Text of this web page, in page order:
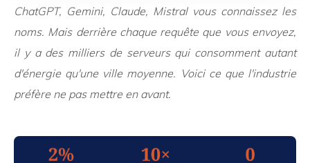
ChatGPT, Gemini, Claude, Mistral vous connaissez les
noms. Mais derrière chaque requête que vous envoyez,
il y a des milliers de serveurs qui consomment autant
d'énergie qu'une ville moyenne. Voici ce que l'industrie
préfère ne pas mettre en avant.